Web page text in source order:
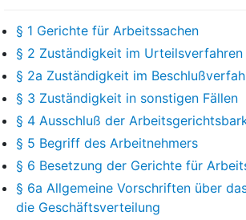
§ 1 Gerichte für Arbeitssachen
§ 2 Zuständigkeit im Urteilsverfahren
§ 2a Zuständigkeit im
§ 3 Zuständigkeit in sonstigen Fällen
§ 4 Ausschluß der
§ 5 Begriff des Arbeitnehmers
§ 6 Besetzung der Gerichte für
§ 6a Allgemeine Vorschriften über
die Geschäftsverteilung